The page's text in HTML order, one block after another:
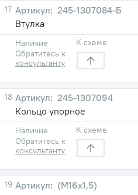
17
245-1307084-Б
Втулка
Наличие
Обратитесь к
консультанту
К схеме
18
245-1307094
Кольцо упорное
Наличие
Обратитесь к
консультанту
К схеме
19
(М16х1,5)